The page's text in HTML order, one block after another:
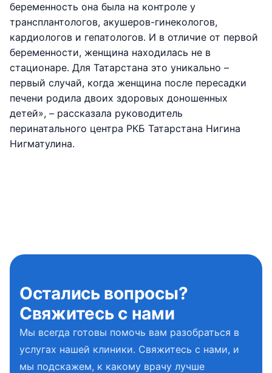
беременность она была на контроле у
трансплантологов, акушеров-гинекологов,
кардиологов и гепатологов. И в отличие от первой
беременности, женщина находилась не в
стационаре. Для Татарстана это уникально –
первый случай, когда женщина после пересадки
печени родила двоих здоровых доношенных
детей», – рассказала руководитель
перинатального центра РКБ Татарстана Нигина
Нигматулина.
Остались вопросы?
Свяжитесь с нами
Мы всегда готовы помочь вам разобраться в
услугах нашей клиники. Свяжитесь с нами, и
мы подскажем, к какому врачу лучше